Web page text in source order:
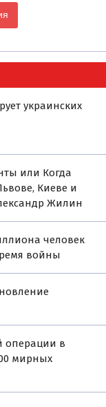
украинских
или Когда
Киеве и
Жилин
человек
войны
операции в
мирных